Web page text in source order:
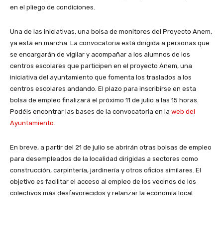
en el pliego de condiciones.
Una de las iniciativas, una bolsa de monitores del Proyecto Anem,
ya está en marcha. La convocatoria está dirigida a personas que
se encargarán de vigilar y acompañar a los alumnos de los
centros escolares que participen en el proyecto Anem, una
iniciativa del ayuntamiento que fomenta los traslados a los
centros escolares andando. El plazo para inscribirse en esta
bolsa de empleo finalizará el próximo 11 de julio a las 15 horas.
Podéis encontrar las bases de la convocatoria en la web del
Ayuntamiento
En breve, a partir del 21 de julio se abrirán otras bolsas de empleo
para desempleados de la localidad dirigidas a sectores como
construcción, carpintería, jardinería y otros oficios similares. El
objetivo es facilitar el acceso al empleo de los vecinos de los
colectivos más desfavorecidos y relanzar la economía local.